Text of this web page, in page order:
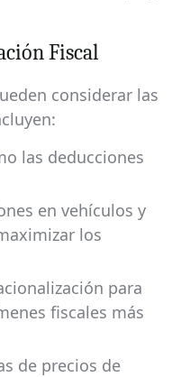
Fiscal
considerar las
las deducciones
en vehículos y
los
para
fiscales más
de precios de